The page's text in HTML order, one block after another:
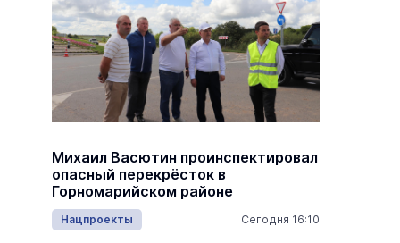
Михаил Васютин проинспектировал
опасный перекрёсток в
Горномарийском районе
Нацпроекты Сегодня 16:10